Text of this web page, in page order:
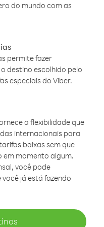
do mundo com as
permite fazer
destino escolhido pelo
especiais do Viber.
a flexibilidade que
internacionais para
baixas sem que
em momento algum.
você pode
já está fazendo